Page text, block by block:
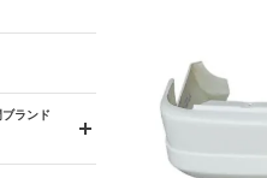
)
ダー
ー
ランド